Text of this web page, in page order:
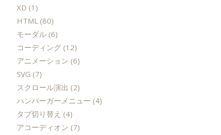
XD (1)
HTML(80)
モーダル(6)
コーディング(12)
アニメーション (6)
SVG (7)
スクロール演出 (2)
ハンバーガーメニュー (4)
タブ切り替え (4)
アコーディオン (7)